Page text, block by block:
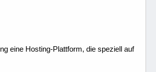
eine Hosting-Plattform, die speziell auf